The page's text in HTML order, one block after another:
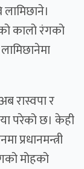
लामिछाने।
कालो रंगको
रास्वपा र
परेको छ। केही
प्रधानमन्त्री
मोहको